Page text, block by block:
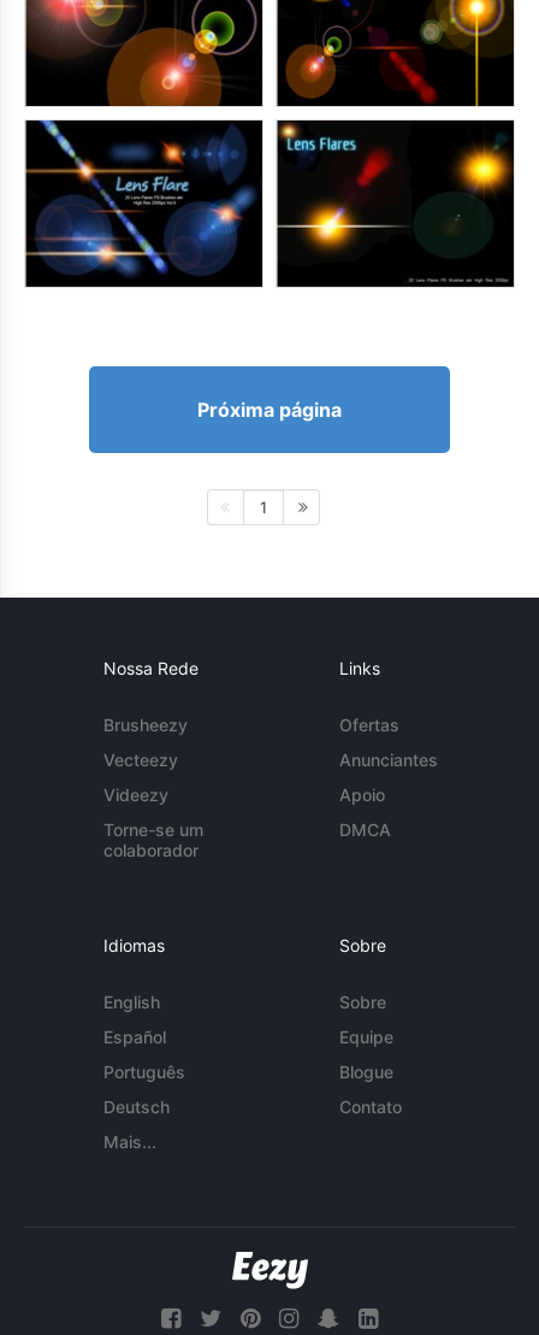
Próxima página
1
Nossa Rede
Brusheezy
Vecteezy
Videezy
Torne-se um
colaborador
Links
Ofertas
Anunciantes
Apoio
DMCA
Idiomas
English
Español
Português
Deutsch
Mais...
Sobre
Sobre
Equipe
Blogue
Contato